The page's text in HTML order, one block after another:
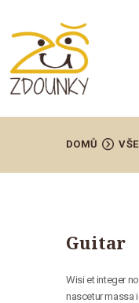
DOMŮ
Guitar
Wisi et integer
nascetur massa